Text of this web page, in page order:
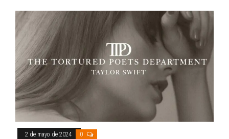
2 de mayo de 2024 0